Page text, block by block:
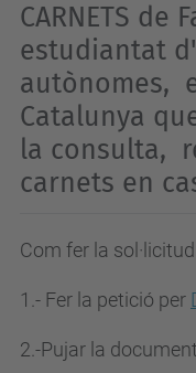
CARNETS de
estudiantat
autònomes,
Catalunya
la consulta,
carnets en
Com fer la sol·licitud
1.- Fer la petició per
2.-Pujar la